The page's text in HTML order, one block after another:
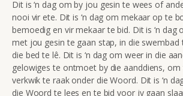
Dit is ‘n dag om by jou gesin te wees of
nooi vir ete. Dit is ‘n dag om mekaar op te
bemoedig en vir mekaar te bid. Dit is ‘n dag
met jou gesin te gaan stap, in die swembad
die bed te lê. Dit is ‘n dag om weer in die
gelowiges te ontmoet by die aanddiens, om
verkwik te raak onder die Woord. Dit is ‘n
die Woord te lees en te bid voor jy gaan